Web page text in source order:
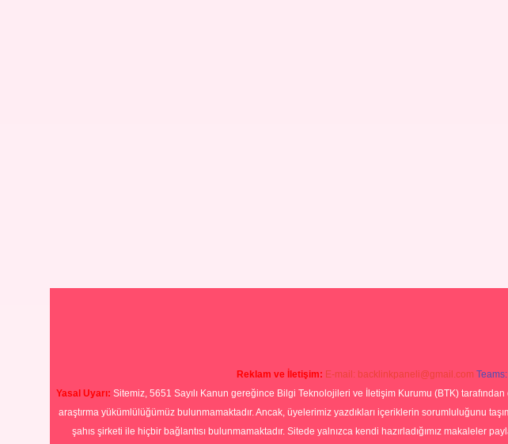
Reklam ve İletişim: E-mail: backlinkpaneli@gmail.com Teams:
Yasal Uyarı: Sitemiz, 5651 Sayılı Kanun gereğince Bilgi Teknolojileri ve İletişim Kurumu (BTK)
araştırma yükümlülüğümüz bulunmamaktadır. Ancak, üyelerimiz yazdıkları içeriklerin sorumluluğunu
şahıs şirketi ile hiçbir bağlantısı bulunmamaktadır. Sitede yalnızca kendi hazırladığımız makaleler